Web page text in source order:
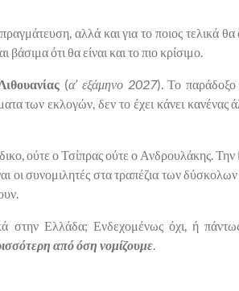
αλλά και για το ποιος τελικά
ότι θα είναι και το πιο κρίσιμο.
(α’ εξάμηνο 2027). Το παράδοξο
των εκλογών, δεν το έχει κάνει κανένας
ούτε ο Τσίπρας ούτε ο Ανδρουλάκης. Την
οι συνομιλητές στα τραπέζια των
στην Ελλάδα; Ενδεχομένως όχι, ή
από όση νομίζουμε.